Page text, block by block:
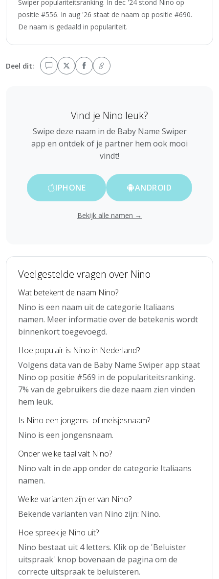
Swiper populariteitsranking. In dec '24 stond Nino op
positie #556. In aug '26 staat de naam op positie #690.
De naam is gedaald in populariteit.
Deel dit:
Vind je Nino leuk?
Swipe deze naam in de Baby Name Swiper
app en ontdek of je partner hem ook mooi
vindt!
IPHONE ANDROID
Bekijk alle namen →
Veelgestelde vragen over Nino
Wat betekent de naam Nino?
Nino is een naam uit de categorie Italiaans
namen. Meer informatie over de betekenis wordt
binnenkort toegevoegd.
Hoe populair is Nino in Nederland?
Volgens data van de Baby Name Swiper app staat
Nino op positie #569 in de populariteitsranking.
7% van de gebruikers die deze naam zien vinden
hem leuk.
Is Nino een jongens- of meisjesnaam?
Nino is een jongensnaam.
Onder welke taal valt Nino?
Nino valt in de app onder de categorie Italiaans
namen.
Welke varianten zijn er van Nino?
Bekende varianten van Nino zijn: Nino.
Hoe spreek je Nino uit?
Nino bestaat uit 4 letters. Klik op de 'Beluister
uitspraak' knop bovenaan de pagina om de
correcte uitspraak te beluisteren.